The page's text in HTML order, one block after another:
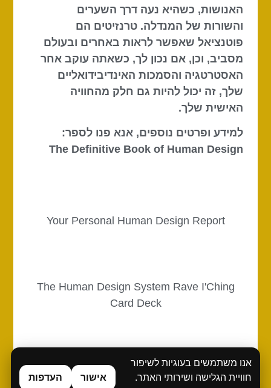
האנושות, כשהיא נעה דרך השערים
והשורות של המנדלה. טרנזיטים הם
פוטנציאל שאפשר לראות באחרים ובעולם
מסביב, וכן, אם נכון לך, כשאתה עוקב אחר
האסטרטגיה והסמכות האינדיבידואליים
שלך, זה יכול להיות גם חלק מהחוויה
האישית שלך.
למידע ופרטים נוספים, אנא פנו לספר:
The Definitive Book of Human Design
Your Personal Human Design Report
The Human Design System Rave I'Ching
Card Deck
The Definitive Book of Human Design
אנו משתמשים בעוגיות לשיפור
חוויית הגלישה ושירותי האתר.
אישור העדפות